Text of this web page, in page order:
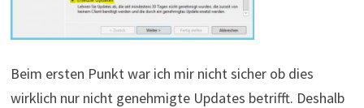
Beim ersten Punkt war ich mir nicht sicher ob dies
wirklich nur nicht genehmigte Updates betrifft. Deshalb